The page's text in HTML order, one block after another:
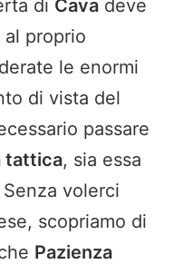
di Cava deve
proprio
le enormi
di vista del
passare
tattica, sia essa
Senza volerci
scopriamo di
Pazienza